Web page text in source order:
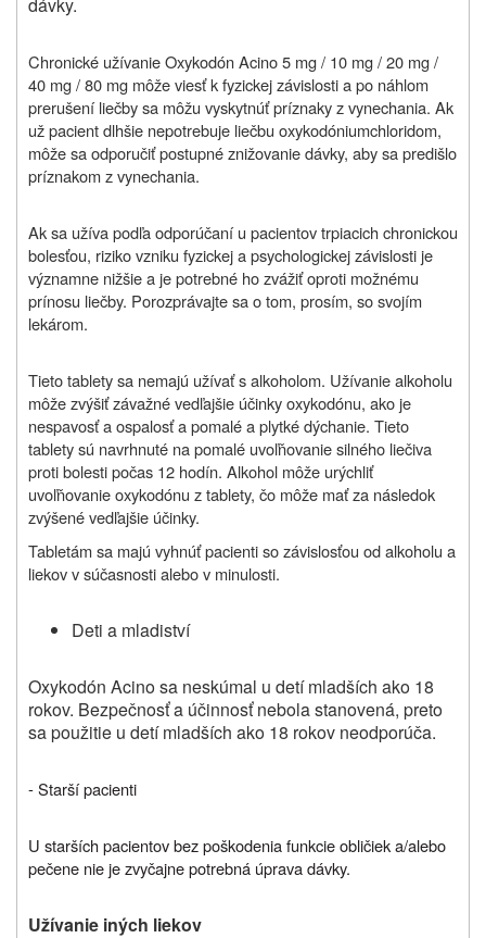
Chronické užívanieOxykodón Acino 5 mg / 10 mg / 20 mg /
40 mg / 80 mg môže viesť k fyzickej závislosti a po náhlom
prerušení liečby sa môžu vyskytnúť príznaky z vynechania. Ak
už pacient dlhšie nepotrebuje liečbu oxykodóniumchloridom,
môže sa odporučiť postupné znižovanie dávky, aby sa predišlo
príznakom z vynechania.
Ak sa užíva podľa odporúčaní u pacientov trpiacich chronickou
bolesťou, riziko vzniku fyzickej a psychologickej závislosti je
významne nižšie a je potrebné ho zvážiť oproti možnému
prínosu liečby. Porozprávajte sa o tom, prosím, so svojím
lekárom.
Tieto tablety sa nemajú užívať s alkoholom. Užívanie alkoholu
môže zvýšiť závažné vedľajšie účinky oxykodónu, ako je
nespavosť a ospalosť a pomalé a plytké dýchanie. Tieto
tablety sú navrhnuté na pomalé uvoľňovanie silného liečiva
proti bolesti počas 12 hodín. Alkohol môže urýchliť
uvoľňovanie oxykodónu z tablety, čo môže mať za následok
zvýšené vedľajšie účinky.
Tabletám sa majú vyhnúť pacienti so závislosťou od alkoholu a
liekov v súčasnosti alebo v minulosti.
Deti a mladiství
Oxykodón Acino sa neskúmal u detí mladších ako 18
rokov. Bezpečnosť a účinnosť nebola stanovená, preto
sa použitie u detí mladších ako 18 rokov neodporúča.
- Starší pacienti
U starších pacientov bez poškodenia funkcie obličiek a/alebo
pečene nie je zvyčajne potrebná úprava dávky.
Užívanie iných liekov